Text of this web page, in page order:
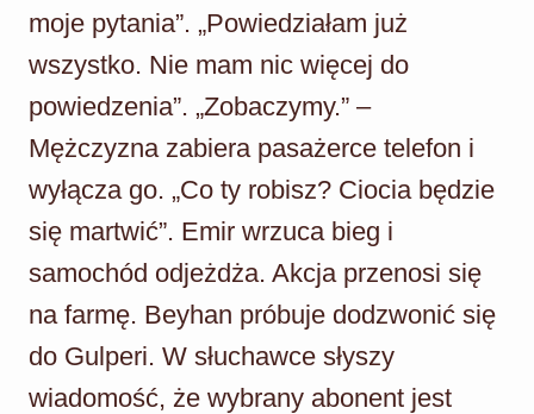
moje pytania”. „Powiedziałam już
wszystko. Nie mam nic więcej do
powiedzenia”. „Zobaczymy.” –
Mężczyzna zabiera pasażerce telefon i
wyłącza go. „Co ty robisz? Ciocia będzie
się martwić”. Emir wrzuca bieg i
samochód odjeżdża. Akcja przenosi się
na farmę. Beyhan próbuje dodzwonić się
do Gulperi. W słuchawce słyszy
wiadomość, że wybrany abonent jest